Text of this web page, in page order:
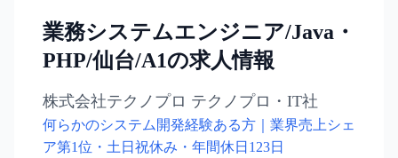
業務システムエンジニア/Java・
PHP/仙台/A1の求人情報
株式会社テクノプロ テクノプロ・IT社
何らかのシステム開発経験ある方｜業界売上シェ
ア第1位・土日祝休み・年間休日123日